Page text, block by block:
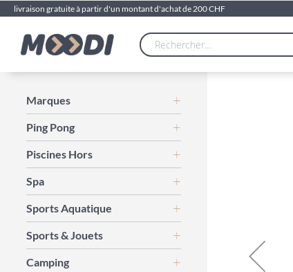
livraison gratuite à partir d'un montant d'achat de 200 CHF
Marques
Ping Pong
Piscines Hors
Spa
Sports Aquatique
Sports & Jouets
Camping